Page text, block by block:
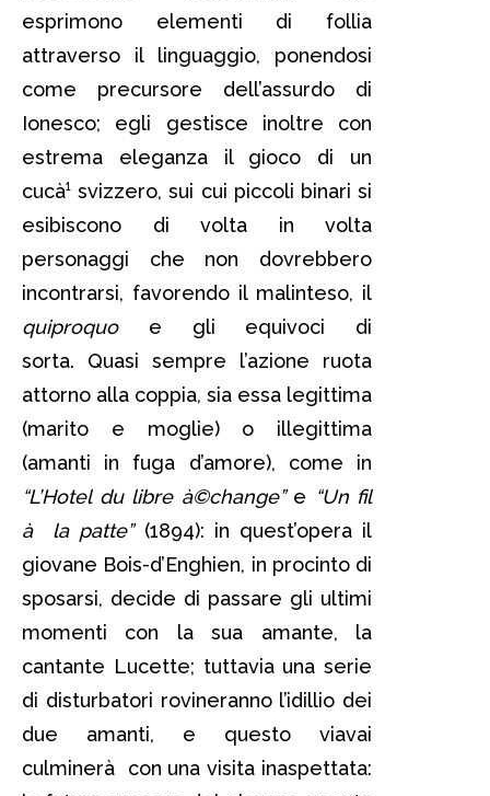
esprimono elementi di follia
attraverso il linguaggio, ponendosi
come precursore dell’assurdo di
Ionesco; egli gestisce inoltre con
estrema eleganza il gioco di un
cucà¹ svizzero, sui cui piccoli binari si
esibiscono di volta in volta
personaggi che non dovrebbero
incontrarsi, favorendo il malinteso, il
quiproquoe gli equivoci di
sorta. Quasi sempre l’azione ruota
attorno alla coppia, sia essa legittima
(marito e moglie) o illegittima
(amanti in fuga d’amore), come in
“L’Hotel du libre à©change”e “Un fil
à la patte”(1894): in quest’opera il
giovane Bois-d’Enghien, in procinto di
sposarsi, decide di passare gli ultimi
momenti con la sua amante, la
cantante Lucette; tuttavia una serie
di disturbatori rovineranno l’idillio dei
due amanti, e questo viavai
culminerà con una visita inaspettata: